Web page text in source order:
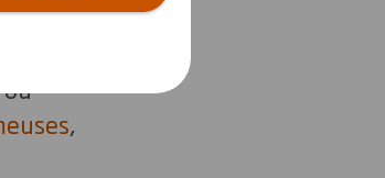
,